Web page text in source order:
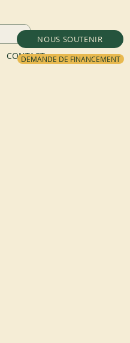
NOUS SOUTENIR
DEMANDE DE FINANCEMENT
CONTACT